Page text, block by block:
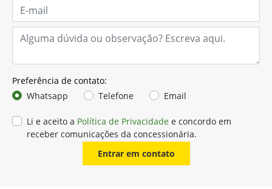
Preferência de contato:
Whatsapp
Telefone Email
Li e aceito a Política de Privacidade e concordo em
receber comunicações da concessionária.
Entrar em contato